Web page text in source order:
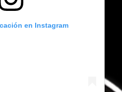
en Instagram